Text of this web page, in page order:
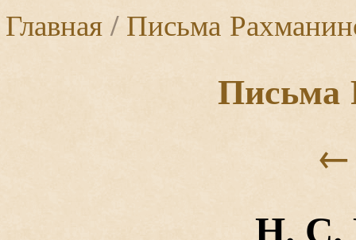
Главная/Письма
Письма
←